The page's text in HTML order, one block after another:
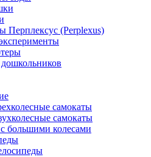
Перплексус (Perplexus)
самокаты
самокаты
большими колесами